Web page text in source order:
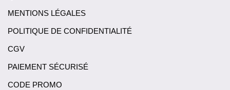
MENTIONS LÉGALES
POLITIQUE DE CONFIDENTIALITÉ
CGV
PAIEMENT SÉCURISÉ
CODE PROMO